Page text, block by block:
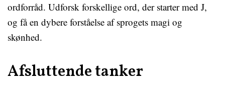
ordforråd. Udforsk forskellige ord, der starter med J,
og få en dybere forståelse af sprogets magi og
skønhed.
Afsluttende tanker